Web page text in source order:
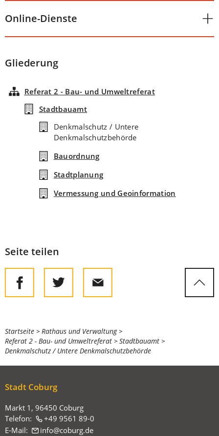
Online-Dienste
Gliederung
Referat 2 - Bau- und Umweltreferat
Stadtbauamt
Denkmalschutz / Untere
Denkmalschutzbehörde
Bauordnung
Stadtplanung
Vermessung und Geoinformation
Seite teilen
Sie
befinden
sich
Startseite
Rathaus und Verwaltung
Referat 2 - Bau- und Umweltreferat
Stadtbauamt
Denkmalschutz / Untere Denkmalschutzbehörde
Stadt Coburg
Markt 1, 96450 Coburg
Telefon:
+49 9561 89-0
E-Mail:
info coburg de